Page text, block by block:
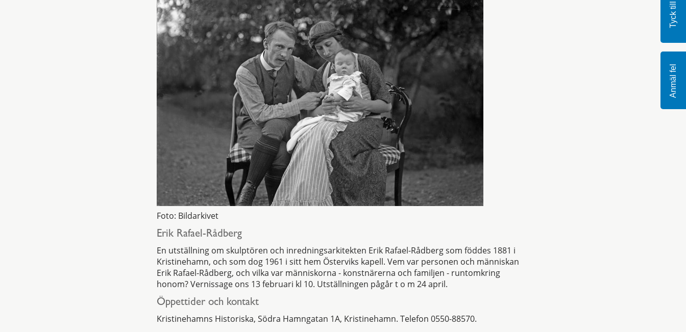
Tyck till
Anmäl fel
Foto: Bildarkivet
Erik Rafael-Rådberg
En utställning om skulptören och inredningsarkitekten Erik Rafael-Rådberg som föddes 1881 i
Kristinehamn, och som dog 1961 i sitt hem Österviks kapell. Vem var personen och människan
Erik Rafael-Rådberg, och vilka var människorna - konstnärerna och familjen - runtomkring
honom? Vernissage ons 13 februari kl 10. Utställningen pågår t o m 24 april.
Öppettider och kontakt
Kristinehamns Historiska, Södra Hamngatan 1A, Kristinehamn. Telefon 0550-88570.